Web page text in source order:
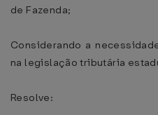
de Fazenda;
Considerando a
na legislação tributária
Resolve: